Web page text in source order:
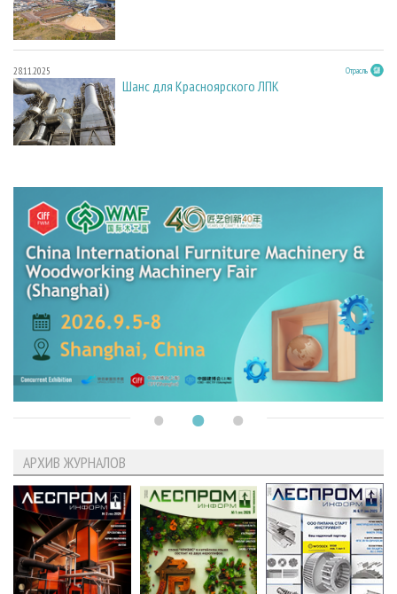
28.11.2025 Отрасль
Шанс для Красноярского ЛПК
АРХИВ ЖУРНАЛОВ